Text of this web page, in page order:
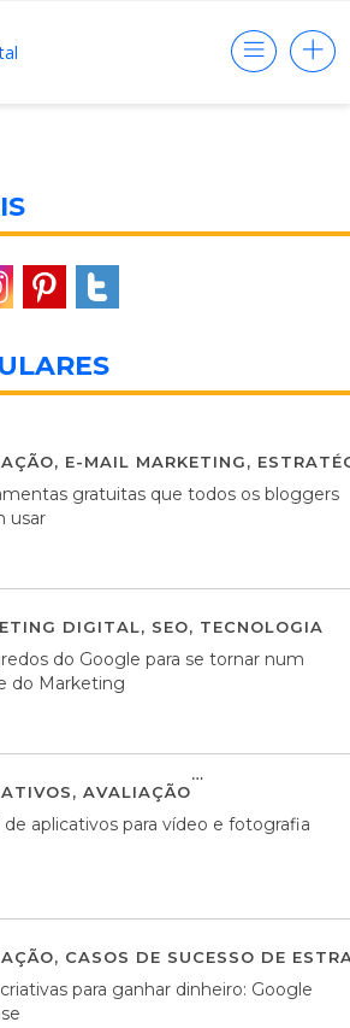
, E-MAIL MARKETING,
gratuitas que todos os bloggers
usar
DIGITAL, SEO, TECNOLOGIA
do Google para se tornar num
do Marketing
, AVALIAÇÃO
de aplicativos para vídeo e fotografia
, CASOS DE SUCESSO DE
para ganhar dinheiro: Google